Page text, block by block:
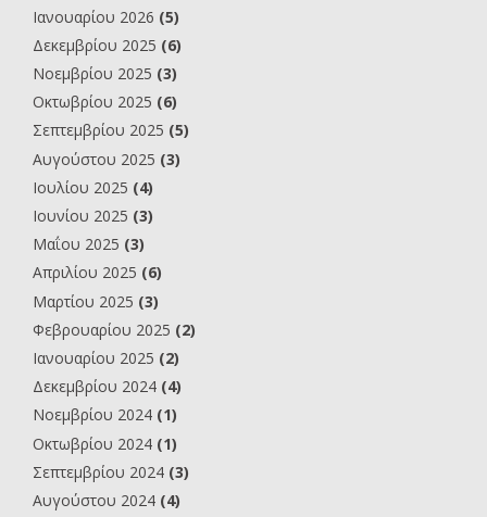
Ιανουαρίου 2026 (5)
Δεκεμβρίου 2025 (6)
Νοεμβρίου 2025 (3)
Οκτωβρίου 2025 (6)
Σεπτεμβρίου 2025 (5)
Αυγούστου 2025 (3)
Ιουλίου 2025 (4)
Ιουνίου 2025 (3)
Μαΐου 2025 (3)
Απριλίου 2025 (6)
Μαρτίου 2025 (3)
Φεβρουαρίου 2025 (2)
Ιανουαρίου 2025 (2)
Δεκεμβρίου 2024 (4)
Νοεμβρίου 2024 (1)
Οκτωβρίου 2024 (1)
Σεπτεμβρίου 2024 (3)
Αυγούστου 2024 (4)